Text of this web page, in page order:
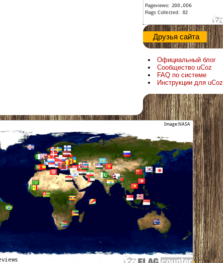
Друзья сайта
Официальный блог
Сообщество uCoz
FAQ по системе
Инструкции для uCoz